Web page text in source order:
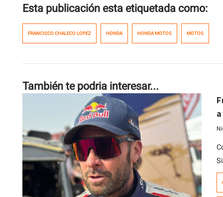
Esta publicación esta etiquetada como:
FRANCISCO CHALECO LOPEZ HONDA HONDA MOTOS MOTOS
También te podria interesar...